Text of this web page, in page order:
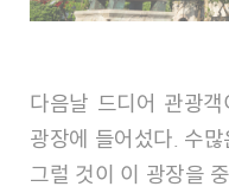
다음날 드디어 관광
광장에 들어섰다. 수
그럴 것이 이 광장을